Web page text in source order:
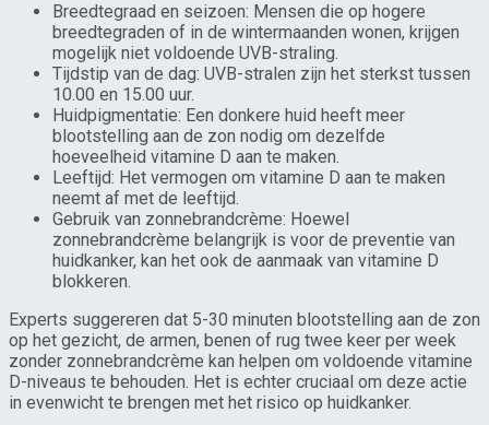
Breedtegraad en seizoen: Mensen die op hogere
breedtegraden of in de wintermaanden wonen, krijgen
mogelijk niet voldoende UVB-straling.
Tijdstip van de dag: UVB-stralen zijn het sterkst tussen
10.00 en 15.00 uur.
Huidpigmentatie: Een donkere huid heeft meer
blootstelling aan de zon nodig om dezelfde
hoeveelheid vitamine D aan te maken.
Leeftijd: Het vermogen om vitamine D aan te maken
neemt af met de leeftijd.
Gebruik van zonnebrandcrème: Hoewel
zonnebrandcrème belangrijk is voor de preventie van
huidkanker, kan het ook de aanmaak van vitamine D
blokkeren.
Experts suggereren dat 5-30 minuten blootstelling aan de zon
op het gezicht, de armen, benen of rug twee keer per week
zonder zonnebrandcrème kan helpen om voldoende vitamine
D-niveaus te behouden. Het is echter cruciaal om deze actie
in evenwicht te brengen met het risico op huidkanker.